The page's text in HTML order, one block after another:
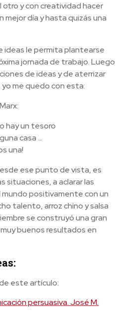
y con creatividad hacer
día y hasta quizás una
ideas le permita plantearse
jornada de trabajo. Luego
de ideas y de aterrizar
me quedo con esta:
hay un tesoro
casa …
una!
ese punto de vista, es
situaciones, a aclarar las
mundo positivamente con un
talento, arroz chino y salsa
se construyó una gran
buenos resultados en
este artículo:
persuasiva. José M.